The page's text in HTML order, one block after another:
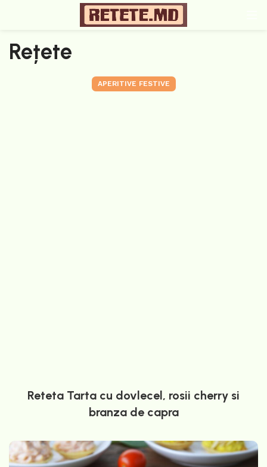
Rețete
APERITIVE FESTIVE
Reteta Tarta cu dovlecel, rosii cherry si
branza de capra